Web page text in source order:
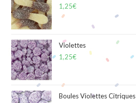
1,25€
Violettes
1,25€
Boules Violettes Citriques